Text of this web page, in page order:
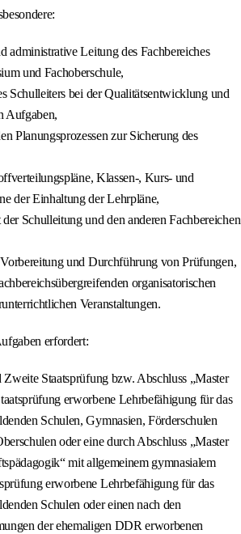
administrative Leitung des Fachbereiches
und Fachoberschule,
Schulleiters bei der Qualitätsentwicklung und
Aufgaben,
Planungsprozessen zur Sicherung des
Klassen-, Kurs- und
der Einhaltung der Lehrpläne,
Schulleitung und den anderen Fachbereichen
und Durchführung von Prüfungen,
organisatorischen
Veranstaltungen.
erfordert:
Zweite Staatsprüfung bzw. Abschluss „Master
erworbene Lehrbefähigung für das
Schulen, Gymnasien, Förderschulen
oder eine durch Abschluss „Master
mit allgemeinem gymnasialem
erworbene Lehrbefähigung für das
Schulen oder einen nach den
der ehemaligen DDR erworbenen